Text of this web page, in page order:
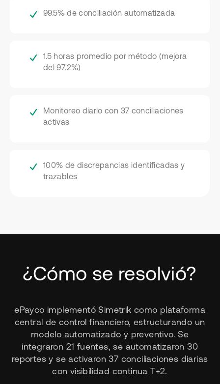
99.5% de conciliación automatizada
1.5 horas promedio por método (mejora
del 97.2%)
Monitoreo diario con 37 conciliaciones
activas
100% de discrepancias identificadas y
trazables
¿Cómo se resolvió?
ePayco implementó Simetrik como plataforma
central de control financiero, estructurando un
modelo automatizado y preventivo. Se
integraron 21 fuentes, se automatizaron 30
reportes y se activaron 37 conciliaciones diarias
con visibilidad continua T+2.